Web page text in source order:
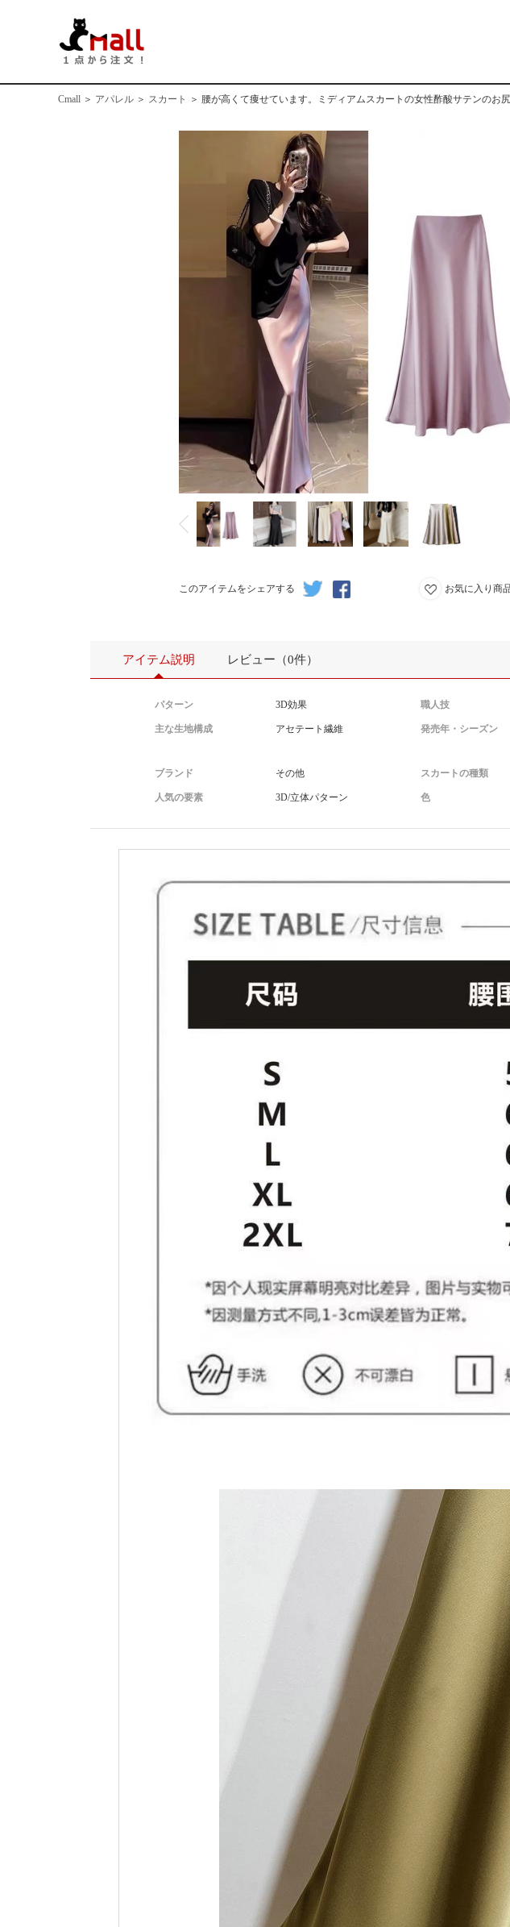
Cmall ＞ アパレル ＞ スカート ＞ 腰が高くて痩せています。ミディアムスカートの女性酢酸サテンのお
このアイテムをシェアする お気に入り商
アイテム説明 レビュー（0件）
パターン 3D効果 職人技
主な生地構成 アセテート繊維 発売年・シーズン
ブランド
その他 スカートの種類
人気の要素 3D/立体パターン 色